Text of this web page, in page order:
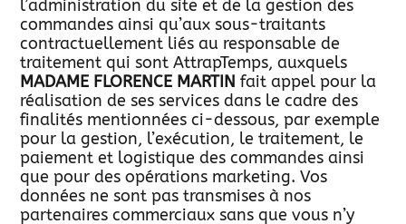
l’administration du site et de la gestion des
commandes ainsi qu’aux sous-traitants
contractuellement liés au responsable de
traitement qui sont AttrapTemps, auxquels
MADAME FLORENCE MARTIN fait appel pour la
réalisation de ses services dans le cadre des
finalités mentionnées ci-dessous, par exemple
pour la gestion, l’exécution, le traitement, le
paiement et logistique des commandes ainsi
que pour des opérations marketing. Vos
données ne sont pas transmises à nos
partenaires commerciaux sans que vous n’y